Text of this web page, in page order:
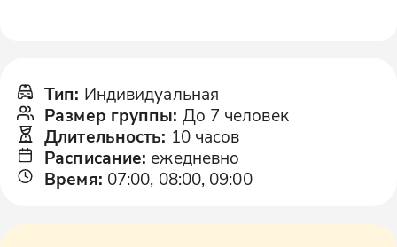
Тип: Индивидуальная
Размер группы: До 7 человек
Длительность: 10 часов
Расписание: ежедневно
Время: 07:00, 08:00, 09:00